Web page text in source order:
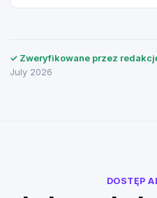
✓ Zweryfikowane przez
July 2026
DOSTĘP